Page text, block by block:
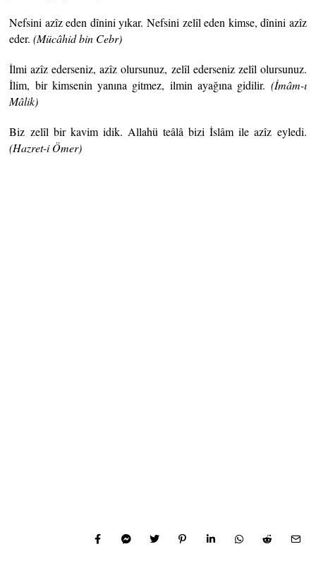
Nefsini azîz eden dînini yıkar. Nefsini zelîl eden kimse, dînini azîz
eder.(Mücâhid bin Cebr)
İlmi azîz ederseniz, azîz olursunuz, zelîl ederseniz zelîl olursunuz.
İlim, bir kimsenin yanına gitmez, ilmin ayağına gidilir. (İmâm-ı
Mâlik)
Biz zelîl bir kavim idik. Allahü teâlâ bizi İslâm ile azîz eyledi.
(Hazret-i Ömer)